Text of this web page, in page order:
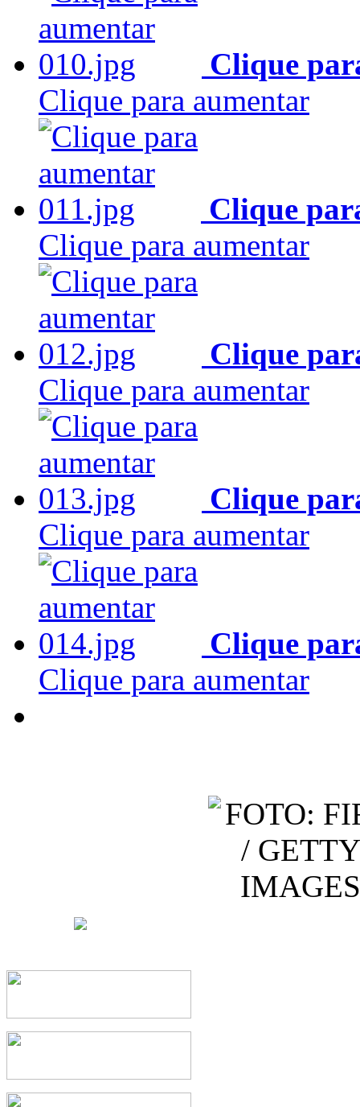
Clique
Clique para aumentar
Clique
Clique para aumentar
Clique
Clique para aumentar
Clique
Clique para aumentar
Clique
Clique para aumentar